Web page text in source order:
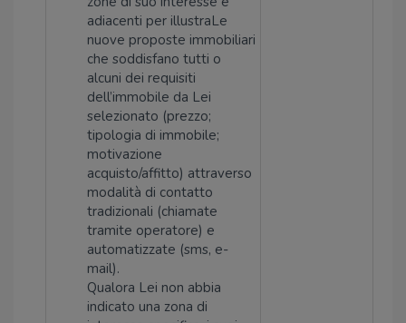
adiacenti per illustraLe
nuove proposte immobiliari
che soddisfano tutti o
alcuni dei requisiti
dell’immobile da Lei
selezionato (prezzo;
tipologia di immobile;
motivazione
acquisto/affitto) attraverso
modalità di contatto
tradizionali (chiamate
tramite operatore) e
automatizzate (sms, e-
mail).
Qualora Lei non abbia
indicato una zona di